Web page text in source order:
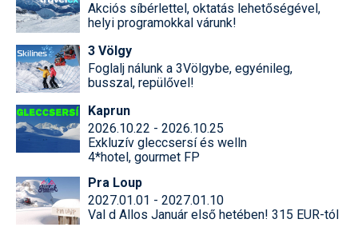
Utazási tippek
Védőfelszerelés
Wellness
Akciós síbérlettel, oktatás lehetőségével,
helyi programokkal várunk!
3 Völgy
Foglalj nálunk a 3Völgybe, egyénileg,
busszal, repülővel!
Kaprun
2026.10.22 - 2026.10.25
Exkluzív gleccsersí és welln
4*hotel, gourmet FP
Pra Loup
2027.01.01 - 2027.01.10
Val d Allos Január első hetében! 315 EUR-tól